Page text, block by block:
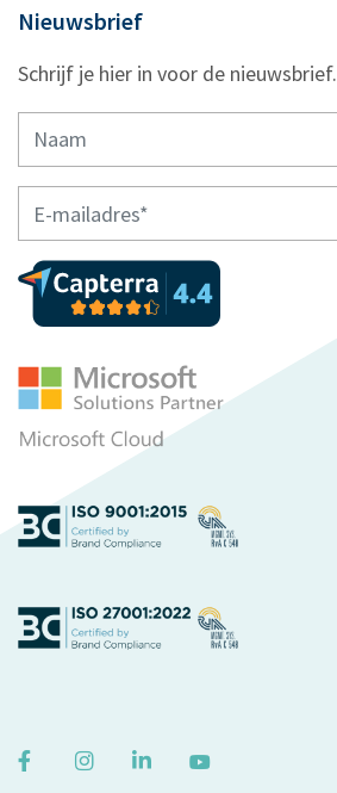
Nieuwsbrief
Schrijf je hier in voor de nieuwsbrief.